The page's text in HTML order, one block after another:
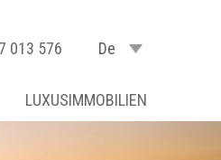
013 576 De
LUXUSIMMOBILIEN